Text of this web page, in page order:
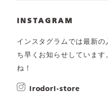
INSTAGRAM
インスタグラムでは最新
ち早くお知らせしていま
ね！
irodori-store